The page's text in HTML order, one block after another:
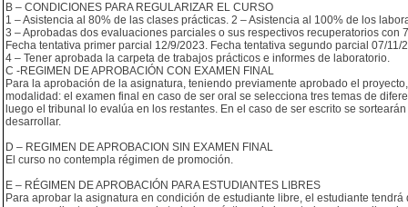
B – CONDICIONES PARA REGULARIZAR EL CURSO
1 – Asistencia al 80% de las clases prácticas. 2 – Asistencia al 100% de los
3 – Aprobadas dos evaluaciones parciales o sus respectivos recuperatorios con
Fecha tentativa primer parcial 12/9/2023. Fecha tentativa segundo parcial 07/11/
4 – Tener aprobada la carpeta de trabajos prácticos e informes de laboratorio.
C -REGIMEN DE APROBACIÓN CON EXAMEN FINAL
Para la aprobación de la asignatura, teniendo previamente aprobado el
modalidad: el examen final en caso de ser oral se selecciona tres temas de
luego el tribunal lo evalúa en los restantes. En el caso de ser escrito se
desarrollar.
D – REGIMEN DE APROBACION SIN EXAMEN FINAL
El curso no contempla régimen de promoción.
E – RÉGIMEN DE APROBACIÓN PARA ESTUDIANTES LIBRES
Para aprobar la asignatura en condición de estudiante libre, el estudiante